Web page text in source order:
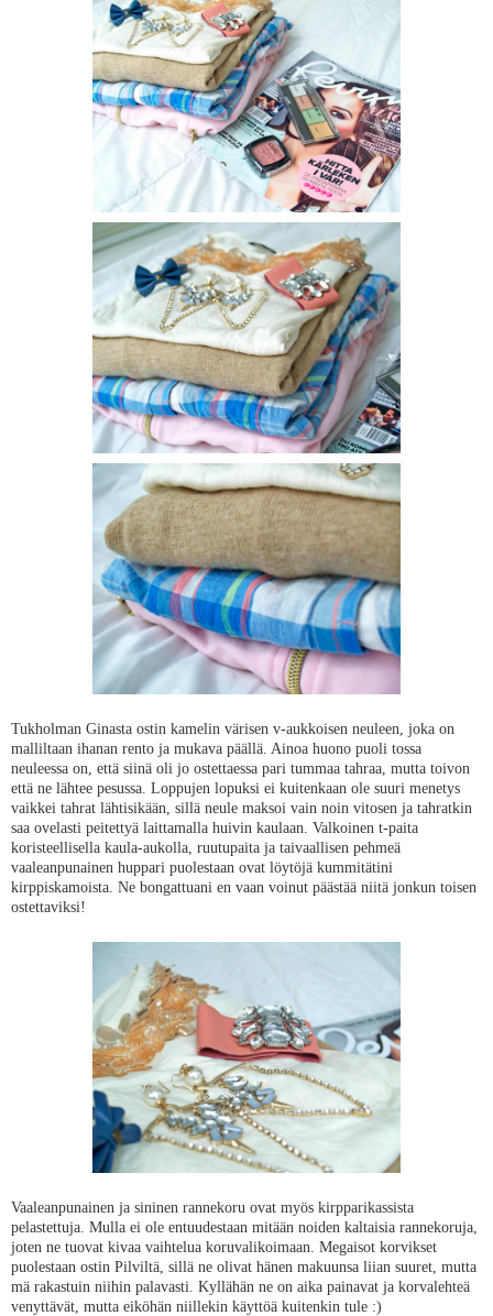
Tukholman Ginasta ostin kamelin värisen v-aukkoisen neuleen, joka on
malliltaan ihanan rento ja mukava päällä. Ainoa huono puoli tossa
neuleessa on, että siinä oli jo ostettaessa pari tummaa tahraa, mutta toivon
että ne lähtee pesussa. Loppujen lopuksi ei kuitenkaan ole suuri menetys
vaikkei tahrat lähtisikään, sillä neule maksoi vain noin vitosen ja tahratkin
saa ovelasti peitettyä laittamalla huivin kaulaan. Valkoinen t-paita
koristeellisella kaula-aukolla, ruutupaita ja taivaallisen pehmeä
vaaleanpunainen huppari puolestaan ovat löytöjä kummitätini
kirppiskamoista. Ne bongattuani en vaan voinut päästää niitä jonkun toisen
ostettaviksi!
Vaaleanpunainen ja sininen rannekoru ovat myös kirpparikassista
pelastettuja. Mulla ei ole entuudestaan mitään noiden kaltaisia rannekoruja,
joten ne tuovat kivaa vaihtelua koruvalikoimaan. Megaisot korvikset
puolestaan ostin Pilviltä, sillä ne olivat hänen makuunsa liian suuret, mutta
mä rakastuin niihin palavasti. Kyllähän ne on aika painavat ja korvalehteä
venyttävät, mutta eiköhän niillekin käyttöä kuitenkin tule :)